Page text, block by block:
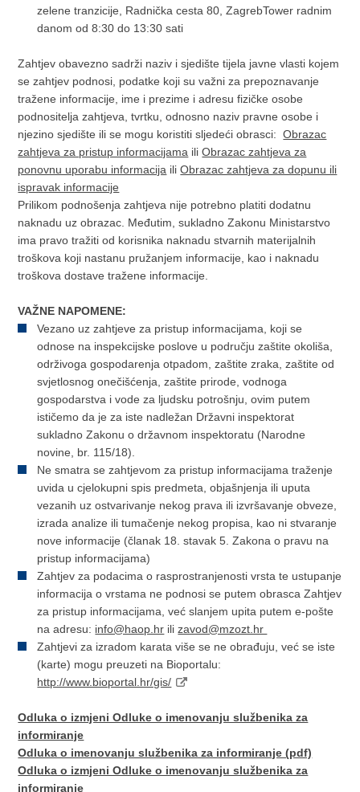
zelene tranzicije, Radnička cesta 80, ZagrebTower radnim
danom od 8:30 do 13:30 sati
Zahtjev obavezno sadrži naziv i sjedište tijela javne vlasti kojem
se zahtjev podnosi, podatke koji su važni za prepoznavanje
tražene informacije, ime i prezime i adresu fizičke osobe
podnositelja zahtjeva, tvrtku, odnosno naziv pravne osobe i
njezino sjedište ili se mogu koristiti sljedeći obrasci:Obrazac
zahtjeva za pristup informacijama iliObrazac zahtjeva za
ponovnu uporabu informacija iliObrazac zahtjeva za dopunu ili
ispravak informacije
Prilikom podnošenja zahtjeva nije potrebno platiti dodatnu
naknadu uz obrazac. Međutim, sukladno Zakonu Ministarstvo
ima pravo tražiti od korisnika naknadu stvarnih materijalnih
troškova koji nastanu pružanjem informacije, kao i naknadu
troškova dostave tražene informacije.
VAŽNE NAPOMENE:
Vezano uz zahtjeve za pristup informacijama, koji se
odnose na inspekcijske poslove u području zaštite okoliša,
održivoga gospodarenja otpadom, zaštite zraka, zaštite od
svjetlosnog onečišćenja, zaštite prirode, vodnoga
gospodarstva i vode za ljudsku potrošnju, ovim putem
ističemo da je za iste nadležan Državni inspektorat
sukladno Zakonu o državnom inspektoratu (Narodne
novine, br. 115/18).
Ne smatra se zahtjevom za pristup informacijama traženje
uvida u cjelokupni spis predmeta, objašnjenja ili uputa
vezanih uz ostvarivanje nekog prava ili izvršavanje obveze,
izrada analize ili tumačenje nekog propisa, kao ni stvaranje
nove informacije (članak 18. stavak 5. Zakona o pravu na
pristup informacijama)
Zahtjev za podacima o rasprostranjenosti vrsta te ustupanje
informacija o vrstama ne podnosi se putem obrasca Zahtjev
za pristup informacijama, već slanjem upita putem e-pošte
na adresu: info@haop.hr ilizavod@mzozt.hr
Zahtjevi za izradom karata više se ne obrađuju, već se iste
(karte) mogu preuzeti na Bioportalu:
http://www.bioportal.hr/gis/
Odluka o izmjeni Odluke o imenovanju službenika za
informiranje
Odluka o imenovanju službenika za informiranje (pdf)
Odluka o izmjeni Odluke o imenovanju službenika za
informiranje